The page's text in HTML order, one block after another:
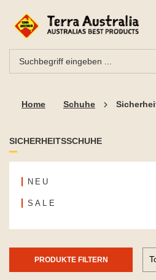
Home Schuhe
NEU
SALE
SICHERHEITSSCHUHE
PRODUKTE FILTERN